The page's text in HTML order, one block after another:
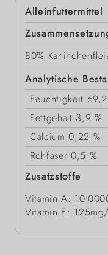
Alleinfuttermittel
80%
Analytische
Feuchtigkeit
Fettgehalt 3,9 %
Calcium 0,22 %
Rohfaser 0,5 %
Zusatzstoffe
Vitamin A:
Vitamin E: